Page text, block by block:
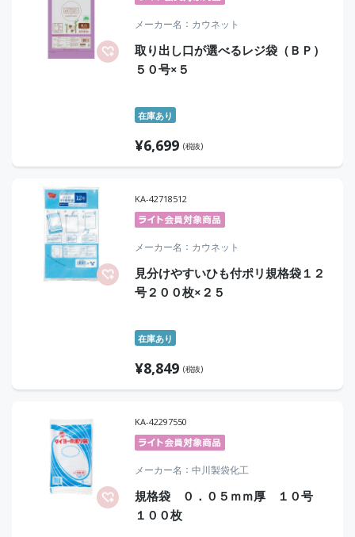
メーカー名 カウネット
取り出し口が選べるレジ袋（ＢＰ）
５０号×５
在庫あり
¥6,699 (税抜)
KA-42718512
メーカー名 カウネット
見分けやすいひも付ポリ規格袋１２
号２００枚×２５
在庫あり
¥8,849 (税抜)
KA-42297550
メーカー名 中川製袋化工
規格袋 ０．０５ｍｍ厚 １０号
１００枚